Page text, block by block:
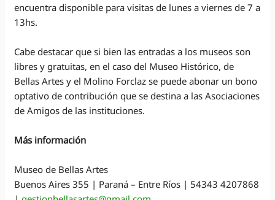
encuentra disponible para visitas de lunes a viernes de 7 a
13hs.
Cabe destacar que si bien las entradas a los museos son
libres y gratuitas, en el caso del Museo Histórico, de
Bellas Artes y el Molino Forclaz se puede abonar un bono
optativo de contribución que se destina a las Asociaciones
de Amigos de las instituciones.
Más información
Museo de Bellas Artes
Buenos Aires 355 | Paraná – Entre Ríos | 54343 4207868